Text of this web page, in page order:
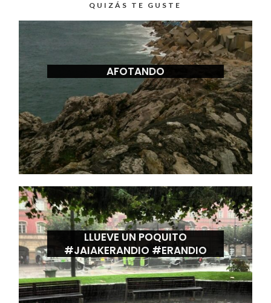
QUIZÁS TE GUSTE
AFOTANDO
LLUEVE UN POQUITO
#JAIAKERANDIO #ERANDIO